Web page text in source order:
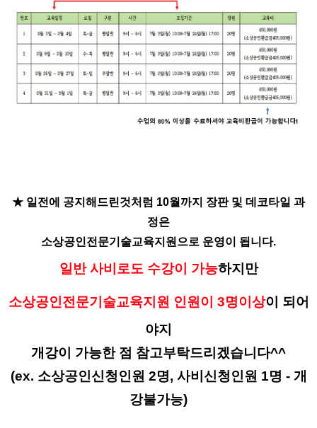
★ 일전에 공지해드린것처럼 10월까지 장판 및 데코타일 과
정은
소상공인전문기술교육지원으로 운영이 됩니다.
일반 사비로도 수강이 가능하지만
소상공인전문기술교육지원 인원이 3명이상이 되어
야지
개강이 가능한 점 참고부탁드리겠습니다^^
(ex. 소상공인신청인원 2명, 사비신청인원 1명 - 개
강불가능)